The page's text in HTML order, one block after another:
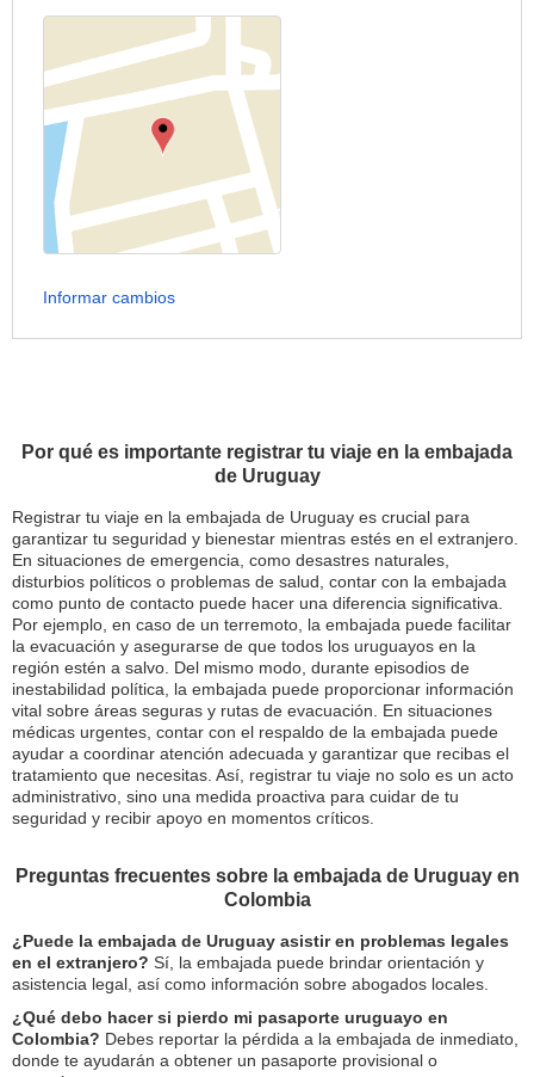
Por qué es importante registrar tu viaje en la embajada
de Uruguay
Registrar tu viaje en la embajada de Uruguay es crucial para
garantizar tu seguridad y bienestar mientras estés en el extranjero.
En situaciones de emergencia, como desastres naturales,
disturbios políticos o problemas de salud, contar con la embajada
como punto de contacto puede hacer una diferencia significativa.
Por ejemplo, en caso de un terremoto, la embajada puede facilitar
la evacuación y asegurarse de que todos los uruguayos en la
región estén a salvo. Del mismo modo, durante episodios de
inestabilidad política, la embajada puede proporcionar información
vital sobre áreas seguras y rutas de evacuación. En situaciones
médicas urgentes, contar con el respaldo de la embajada puede
ayudar a coordinar atención adecuada y garantizar que recibas el
tratamiento que necesitas. Así, registrar tu viaje no solo es un acto
administrativo, sino una medida proactiva para cuidar de tu
seguridad y recibir apoyo en momentos críticos.
Preguntas frecuentes sobre la embajada de Uruguay en
Colombia
¿Puede la embajada de Uruguay asistir en problemas legales
en el extranjero? Sí, la embajada puede brindar orientación y
asistencia legal, así como información sobre abogados locales.
¿Qué debo hacer si pierdo mi pasaporte uruguayo en
Colombia? Debes reportar la pérdida a la embajada de inmediato,
donde te ayudarán a obtener un pasaporte provisional o
Informar cambios